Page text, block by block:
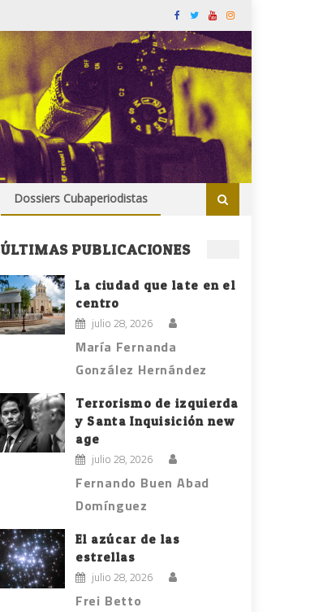
Dossiers Cubaperiodistas
ÚLTIMAS PUBLICACIONES
La ciudad que late en el
centro
julio 28, 2026
María Fernanda
González Hernández
Terrorismo de izquierda
y Santa Inquisición new
age
julio 28, 2026
Fernando Buen Abad
Domínguez
El azúcar de las
estrellas
julio 28, 2026
Frei Betto